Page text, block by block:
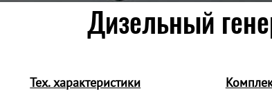
Дизельный
Тех. характеристики